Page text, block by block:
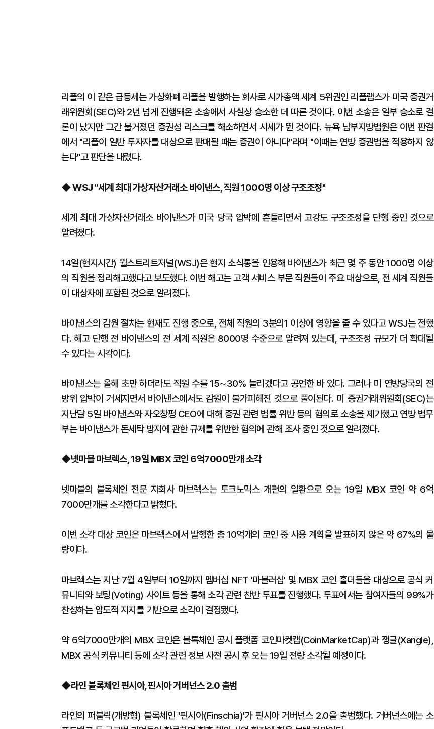
리플의 이 같은 급등세는 가상화폐 리플을 발행하는 회사로 시가총액 세계 5위권인 리플랩스가 미국 증권거
래위원회(SEC)와 2년 넘게 진행돼온 소송에서 사실상 승소한 데 따른 것이다. 이번 소송은 일부 승소로 결
론이 났지만 그간 불거졌던 증권성 리스크를 해소하면서 시세가 뛴 것이다. 뉴욕 남부지방법원은 이번 판결
에서 "리플이 일반 투자자를 대상으로 판매될 때는 증권이 아니다"라며 "이때는 연방 증권법을 적용하지 않
는다"고 판단을 내렸다.
◆ WSJ "세계 최대 가상자산거래소 바이낸스, 직원 1000명 이상 구조조정"
세계 최대 가상자산거래소 바이낸스가 미국 당국 압박에 흔들리면서 고강도 구조조정을 단행 중인 것으로
알려졌다.
14일(현지시간) 월스트리트저널(WSJ)은 현지 소식통을 인용해 바이낸스가 최근 몇 주 동안 1000명 이상
의 직원을 정리해고했다고 보도했다. 이번 해고는 고객 서비스 부문 직원들이 주요 대상으로, 전 세계 직원들
이 대상자에 포함된 것으로 알려졌다.
바이낸스의 감원 절차는 현재도 진행 중으로, 전체 직원의 3분의1 이상에 영향을 줄 수 있다고 WSJ는 전했
다. 해고 단행 전 바이낸스의 전 세계 직원은 8000명 수준으로 알려져 있는데, 구조조정 규모가 더 확대될
수 있다는 시각이다.
바이낸스는 올해 초만 하더라도 직원 수를 15∼30% 늘리겠다고 공언한 바 있다. 그러나 미 연방당국의 전
방위 압박이 거세지면서 바이낸스에서도 감원이 불가피해진 것으로 풀이된다. 미 증권거래위원회(SEC)는
지난달 5일 바이낸스와 자오창펑 CEO에 대해 증권 관련 법률 위반 등의 혐의로 소송을 제기했고 연방 법무
부는 바이낸스가 돈세탁 방지에 관한 규제를 위반한 혐의에 관해 조사 중인 것으로 알려졌다.
◆넷마블 마브렉스, 19일 MBX 코인 6억7000만개 소각
넷마블의 블록체인 전문 자회사 마브렉스는 토크노믹스 개편의 일환으로 오는 19일 MBX 코인 약 6억
7000만개를 소각한다고 밝혔다.
이번 소각 대상 코인은 마브렉스에서 발행한 총 10억개의 코인 중 사용 계획을 발표하지 않은 약 67%의 물
량이다.
마브렉스는 지난 7월 4일부터 10일까지 멤버십 NFT '마블러십' 및 MBX 코인 홀더들을 대상으로 공식 커
뮤니티와 보팅(Voting) 사이트 등을 통해 소각 관련 찬반 투표를 진행했다. 투표에서는 참여자들의 99%가
찬성하는 압도적 지지를 기반으로 소각이 결정됐다.
약 6억7000만개의 MBX 코인은 블록체인 공시 플랫폼 코인마켓캡(CoinMarketCap)과 쟁글(Xangle),
MBX 공식 커뮤니티 등에 소각 관련 정보 사전 공시 후 오는 19일 전량 소각될 예정이다.
◆라인 블록체인 핀시아, 핀시아 거버넌스 2.0 출범
라인의 퍼블릭(개방형) 블록체인 '핀시아(Finschia)'가 핀시아 거버넌스 2.0을 출범했다. 거버넌스에는 소